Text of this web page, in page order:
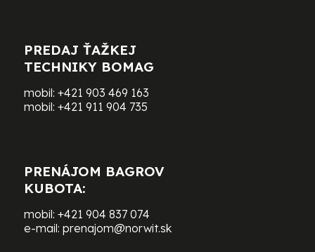
PREDAJ ŤAŽKEJ
TECHNIKY BOMAG
mobil: +421 903 469 163
mobil: +421 911 904 735
PRENÁJOM BAGROV
KUBOTA:
mobil: +421 904 837 074
e-mail: prenajom@norwit.sk